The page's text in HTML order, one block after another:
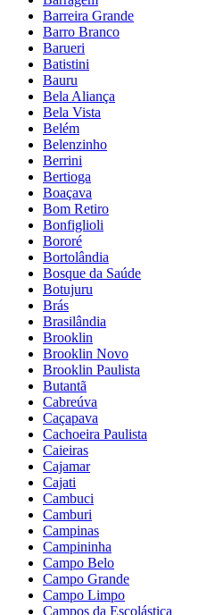
Barreira Grande
Barro Branco
Barueri
Batistini
Bauru
Bela Aliança
Bela Vista
Belém
Belenzinho
Berrini
Bertioga
Boaçava
Bom Retiro
Bonfiglioli
Bororé
Bortolândia
Bosque da Saúde
Botujuru
Brás
Brasilândia
Brooklin
Brooklin Novo
Brooklin Paulista
Butantã
Cabreúva
Caçapava
Cachoeira Paulista
Caieiras
Cajamar
Cajati
Cambuci
Camburi
Campinas
Campininha
Campo Belo
Campo Grande
Campo Limpo
Campos da Escolástica